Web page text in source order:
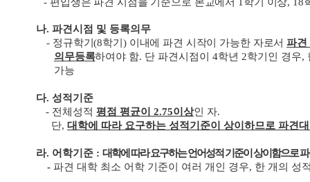
나. 파견시점 및 등록의무
- 정규학기(8학기 ) 이내에 파견 시작이 가능한 자로서파견
의무등록하여야 함. 단 파견시점이 4학년 2학기인 경우,
가능
다. 성적기준
- 전체성적 평점 평균이 2.75이상인 자.
단, 대학에 따라 요구하는 성적기준이 상이하므로 파견
라. 어학기준 : 대학에 따라 요구하는 언어성적 기준이 상이함으로
- 파견 대학 최소 어학 기준이 여러 개인 경우, 한 개의 성